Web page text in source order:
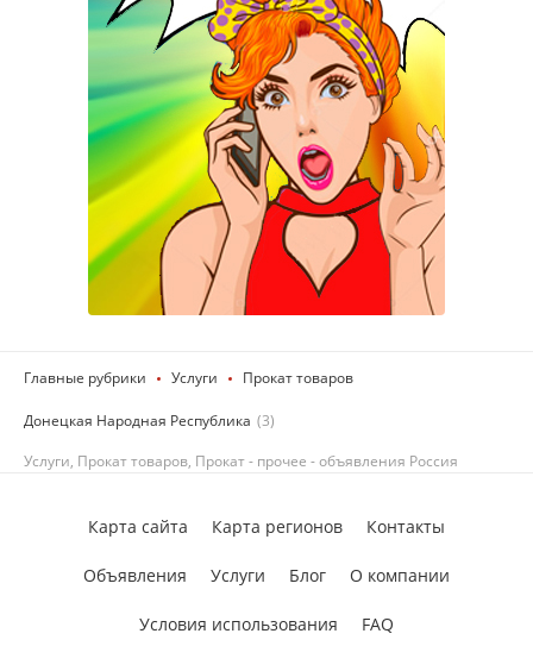
Главные рубрики Услуги Прокат товаров
Донецкая Народная Республика (3)
Услуги, Прокат товаров, Прокат - прочее - объявления Россия
Карта сайта Карта регионов Контакты
Объявления Услуги Блог О компании
Условия использования FAQ